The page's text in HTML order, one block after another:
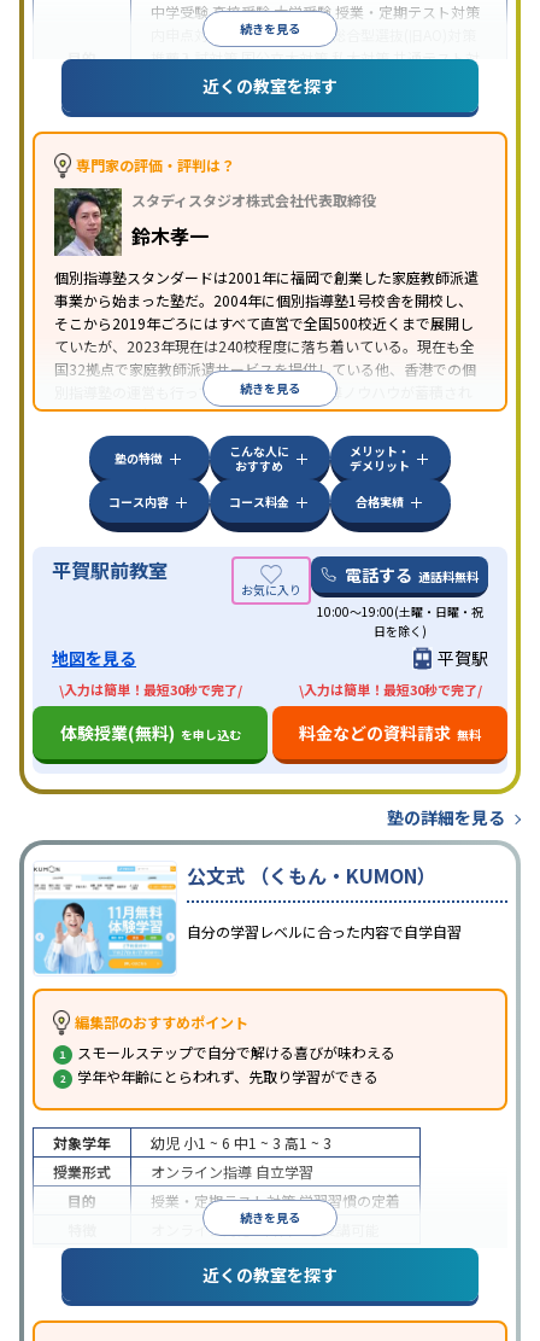
続きを見る
目的
中学受験高校受験大学受験 授業・定期テスト対策
内申点対策
学習習慣の定着
総合型選抜(旧AO)対策
推薦入試対策国公立大対策私大対策共通テスト対
英検(英語検定)対策漢検(漢字検定)対策
特徴
中高一貫校生に対応授業の振替可能不登校生に対
応
学習にPC・タブレットを利用
科目から受講可能
り
近くの教室を探す
専門家の評価・評判は？
スタディスタジオ株式会社代表取締役
鈴木孝一
個別指導塾スタンダードは2001年に福岡で創業した家庭教師派遣
事業から始まった塾だ。2004年に個別指導塾1号校舎を開校し、
そこから2019年ごろにはすべて直営で全国500校近くまで展開し
ていたが、2023年現在は240校程度に落ち着いている。現在も全
国32拠点で家庭教師派遣サービスを提供している他、香港での個
別指導塾の運営も行っており、汎用的な指導ノウハウが蓄積され
ていることが伺える。
続きを見る
塾の特徴
こんな人に
おすすめ
メリット・
デメリット
コース内容
コース料金 合格実績
平賀駅前教室 電話する 通話料無料
10:00～19:00(土曜・日曜・祝
日を除く)
地図を見る 平賀駅
\入力は簡単！最短30秒で完了/
体験授業(無料) を申し込む
\入力は簡単！最短30秒で完了/
料金などの資料請求 無料
塾の詳細を見る
公文式 （くもん・KUMON）
自分の学習レベルに合った内容で自学自習
編集部のおすすめポイント
スモールステップで自分で解ける喜びが味わえる
学年や年齢にとらわれず、先取り学習ができる
続きを見る
対象学年 幼児 小1 ~ 6 中1 ~ 3 高1 ~ 3
授業形式
オンライン指導 自立学習
目的
授業・定期テスト対策学習習慣の定着
オンライン対応1科目から受講可能
近くの教室を探す